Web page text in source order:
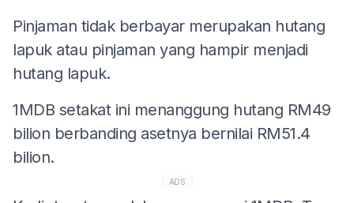
Pinjaman tidak berbayar merupakan hutang
lapuk atau pinjaman yang hampir menjadi
hutang lapuk.
1MDB setakat ini menanggung hutang RM49
bilion berbanding asetnya bernilai RM51.4
bilion.
ADS